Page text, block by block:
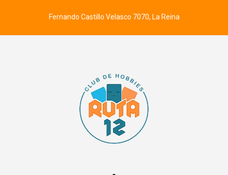
Fernando Castillo Velasco 7070, La Reina